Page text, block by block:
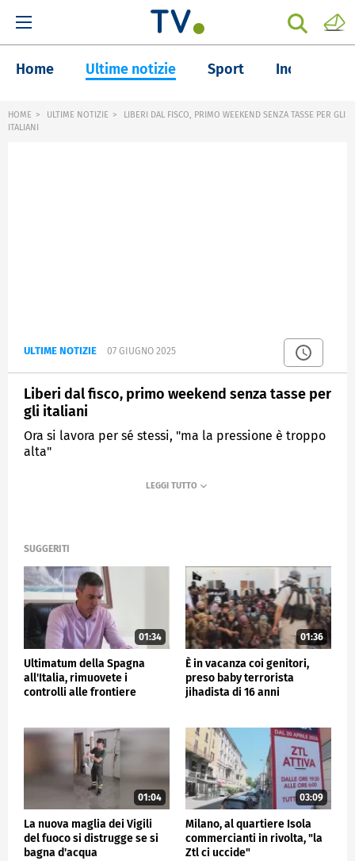
Home Ultime notizie Sport Inchieste
HOME ULTIME NOTIZIE
LIBERI DAL FISCO, PRIMO WEEKEND SENZA TASSE PER GLI
ITALIANI
ULTIME NOTIZIE 07 GIUGNO 2025
Liberi dal fisco, primo weekend senza tasse per
gli italiani
Ora si lavora per sé stessi, "ma la pressione è troppo
alta"
SUGGERITI
01:34
Ultimatum della Spagna
all'Italia, rimuovete i
controlli alle frontiere
01:36
È in vacanza coi genitori,
preso baby terrorista
jihadista di 16 anni
01:04
La nuova maglia dei Vigili
del fuoco si distrugge se si
bagna d'acqua
03:09
Milano, al quartiere Isola
commercianti in rivolta, "la
Ztl ci uccide"